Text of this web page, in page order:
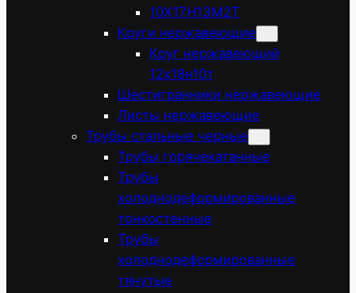
10Х17Н13М2Т
Круги нержавеющие
Круг нержавеющий
12х18н10т
Шестигранники нержавеющие
Листы нержавеющие
Трубы стальные черные
Трубы горячекатанные
Трубы
холоднодеформированные
тонкостенные
Трубы
холоднодеформированные
тянутые